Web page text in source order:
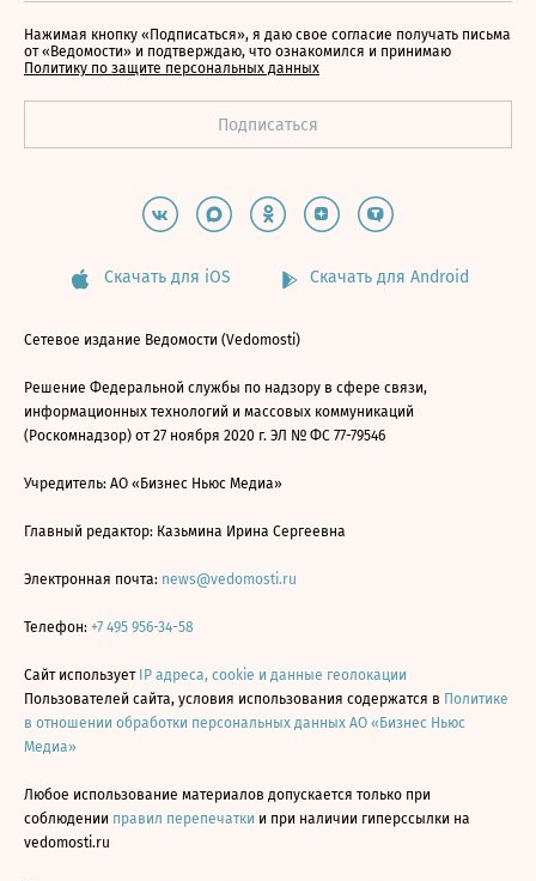
Нажимая кнопку «Подписаться», я даю свое согласие получать письма
от «Ведомости» и подтверждаю, что ознакомился и принимаю
Политику по защите персональных данных
Скачать для iOS Скачать для Android
Сетевое издание Ведомости (Vedomosti)
Решение Федеральной службы по надзору в сфере связи,
информационных технологий и массовых коммуникаций
(Роскомнадзор) от 27 ноября 2020 г. ЭЛ № ФС 77-79546
Учредитель: АО «Бизнес Ньюс Медиа»
Главный редактор: Казьмина Ирина Сергеевна
Электронная почта: news@vedomosti.ru
Телефон: +7 495 956-34-58
Сайт использует IP адреса, cookie и данные геолокации
Пользователей сайта, условия использования содержатся в Политике
в отношении обработки персональных данных АО «Бизнес Ньюс
Медиа»
Любое использование материалов допускается только при
соблюдении правил перепечатки и при наличии гиперссылки на
vedomosti.ru